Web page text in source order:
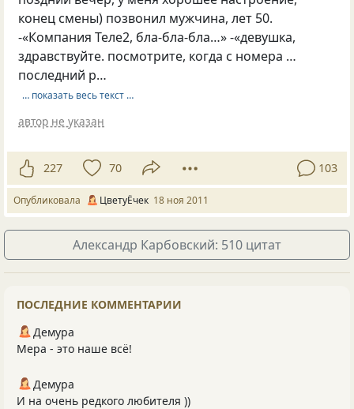
конец смены) позвонил мужчина, лет 50.
-«Компания Теле2, бла-бла-бла…» -«девушка,
здравствуйте. посмотрите, когда с номера …
последний р…
… показать весь текст …
автор не указан
227 70 103
Опубликовала ЦветуЁчек 18 ноя 2011
Александр Карбовский: 510 цитат
ПОСЛЕДНИЕ КОММЕНТАРИИ
Демура
Мера - это наше всё!
Демура
И на очень редкого любителя ))